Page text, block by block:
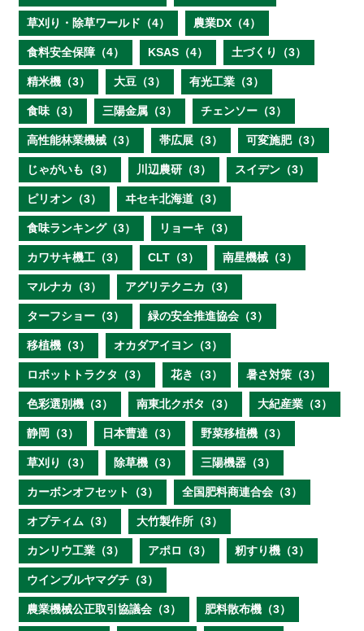
草刈り・除草ワールド（4） 農業DX（4）
食料安全保障（4） KSAS（4） 土づくり（3）
精米機（3） 大豆（3） 有光工業（3）
食味（3） 三陽金属（3） チェンソー（3）
高性能林業機械（3） 帯広展（3） 可変施肥（3）
じゃがいも（3） 川辺農研（3） スイデン（3）
ピリオン（3） ヰセキ北海道（3）
食味ランキング（3） リョーキ（3）
カワサキ機工（3） CLT（3） 南星機械（3）
マルナカ（3） アグリテクニカ（3）
ターフショー（3） 緑の安全推進協会（3）
移植機（3） オカダアイヨン（3）
ロボットトラクタ（3） 花き（3） 暑さ対策（3）
色彩選別機（3） 南東北クボタ（3） 大紀産業（3）
静岡（3） 日本曹達（3） 野菜移植機（3）
草刈り（3） 除草機（3） 三陽機器（3）
カーボンオフセット（3） 全国肥料商連合会（3）
オプティム（3） 大竹製作所（3）
カンリウ工業（3） アポロ（3） 籾すり機（3）
ウインブルヤマグチ（3）
農業機械公正取引協議会（3） 肥料散布機（3）